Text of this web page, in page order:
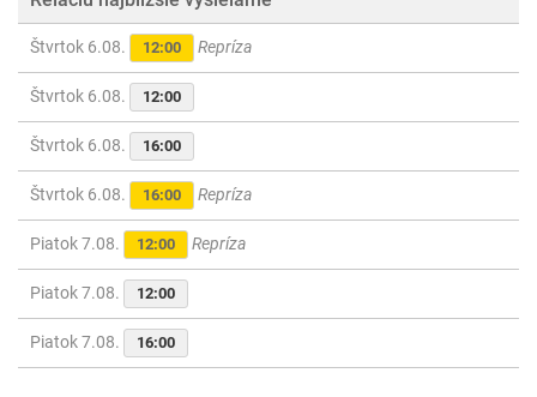
Štvrtok 6.08. 12:00 Repríza
Štvrtok 6.08. 12:00
Štvrtok 6.08. 16:00
Štvrtok 6.08. 16:00 Repríza
Piatok 7.08. 12:00 Repríza
Piatok 7.08. 12:00
Piatok 7.08. 16:00